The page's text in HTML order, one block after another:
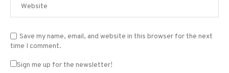
Save my name, email, and website in this browser for the next
time I comment.
Sign me up for the newsletter!